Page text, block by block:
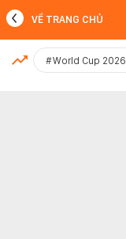
MỚI NHẤT
VỀ TRANG CHỦ
#World Cup 2026